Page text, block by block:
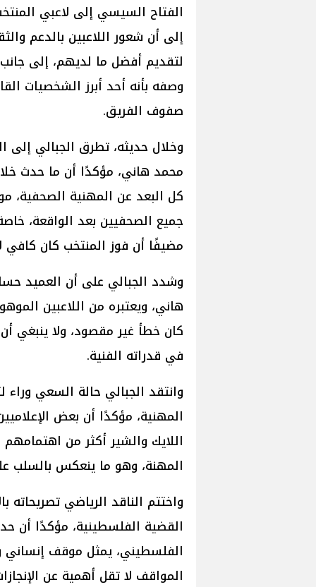
الفتاح السيسي إلى لاعبي
إلى أن شعور اللاعبين بالدعم
لتقديم أفضل ما لديهم، إلى
وصفه بأنه أحد أبرز الشخصيات
صفوف الفريق.
وخلال حديثه، تطرق الجبالي
محمد هاني، مؤكدًا أن ما حدث
كل البعد عن المهنية الصحفية،
جميع الصحفيين بعد الواقعة،
مضيفًا أن فوز المنتخب كان
وشدد الجبالي على أن العميد
هاني، ويعتبره من اللاعبين
كان خطأ غير مقصود، ولا ينبغي
في قدراته الفنية.
وانتقد الجبالي حالة السعي
المهنية، مؤكدًا أن بعض
اللايك والشير أكثر من
المهنة، وهو ما ينعكس بالسلب
واختتم الناقد الرياضي
القضية الفلسطينية، مؤكدًا أن
الفلسطيني، يمثل موقف إنساني
المواقف لا تقل أهمية عن